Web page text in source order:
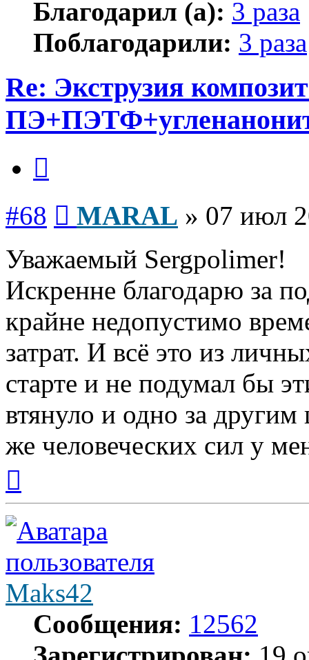
Благодарил (а): 3 раза
Поблагодарили: 3 раза
Re: Экструзия
#68 MARAL » 07 июл
Уважаемый Sergpolimer!
Искренне благодарю за
крайне недопустимо
затрат. И всё это из
старте и не подумал бы
втянуло и одно за
же человеческих сил у
началу
Maks42
Сообщения: 12562